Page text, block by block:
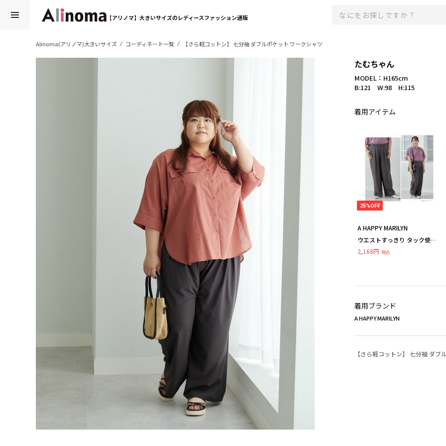
【アリノマ】大きいサイズのレディースファッション通販
Alinoma(アリノマ)大きいサイズ コーディネート一覧 【さら軽コットン】 七分袖 ダブルポケット ワークシャツ
たむちゃん
MODEL：H165cm
B:121 W:98 H:115
着用アイテム
25%OFF
A HAPPY MARILYN
ウエストすっきり タック使い
セミワイドパンツ
2,168円 税込
着用ブランド
A HAPPY MARILYN
【さら軽コットン】 七分袖 ダブ